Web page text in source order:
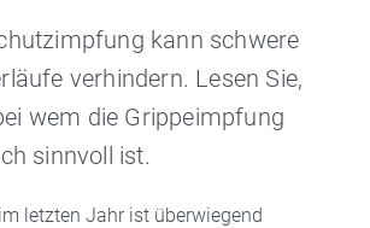
kann schwere
verhindern. Lesen Sie,
wem die Grippeimpfung
sinnvoll ist.
letzten Jahr ist überwiegend